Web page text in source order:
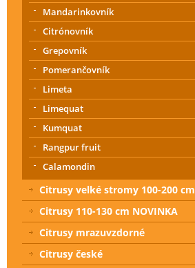
Mandarinkovník
Citrónovník
Grepovník
Pomerančovník
Limeta
Limequat
Kumquat
Rangpur fruit
Calamondin
Citrusy velké stromy 100-200 cm
Citrusy 110-130 cm NOVINKA
Citrusy mrazuvzdorné
Citrusy české